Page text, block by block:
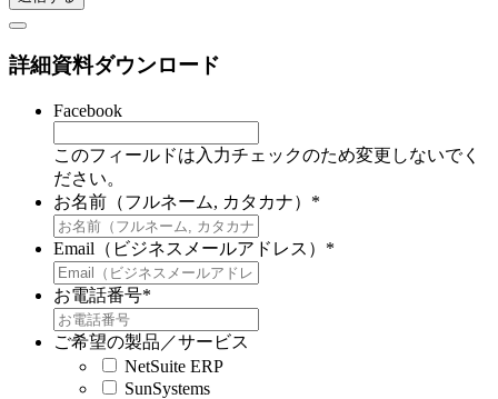
詳細資料ダウンロード
Facebook
このフィールドは入力チェックのため変更しないでく
ださい。
お名前（フルネーム, カタカナ） *
Email（ビジネスメールアドレス） *
お電話番号*
ご希望の製品／サービス
NetSuite ERP
SunSystems